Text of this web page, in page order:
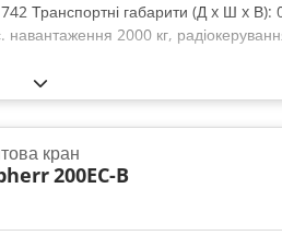
Транспортні габарити (Д x Ш x
2000 кг,
кран
200EC-B